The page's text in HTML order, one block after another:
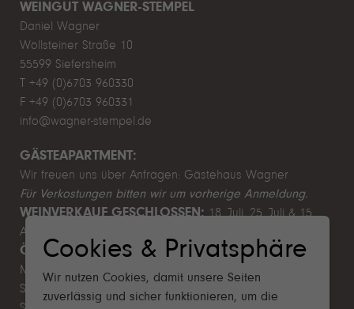
WEINGUT WAGNER-STEMPEL
Daniel Wagner
Wöllsteiner Straße 10
55599 Siefersheim
T +49 (0)6703 960330
F +49 (0)6703 960331
info@wagner-stempel.de
GÄSTEAPARTMENT:
Wir freuen uns über Anfragen: Gästehaus Wagner
Für Verkostungen bitten wir um vorherige Anmeldung.
WEINVERKAUF GESCHLOSSEN:18. Juli, 25. Juli & 15.
August 2026
ÖFFNUNGSZEITEN WEINVERKAUF:
Mo–Fr 9.00–12.00 & 13.00–17.00 Uhr
Sa 10.00–14.00 Uhr
Cookies & Privatsphäre
Wir nutzen Cookies, damit unsere Seiten
zuverlässig und sicher funktionieren, um die